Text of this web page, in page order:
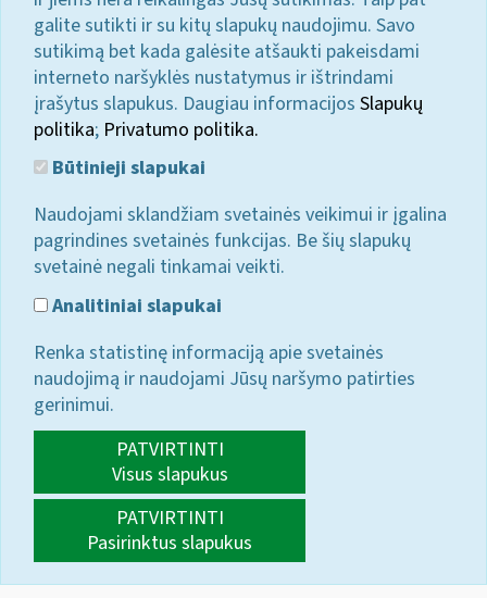
galite sutikti ir su kitų slapukų naudojimu. Savo
sutikimą bet kada galėsite atšaukti pakeisdami
interneto naršyklės nustatymus ir ištrindami
įrašytus slapukus. Daugiau informacijos Slapukų
politika; Privatumo politika.
Būtinieji slapukai
Naudojami sklandžiam svetainės veikimui ir įgalina
pagrindines svetainės funkcijas. Be šių slapukų
svetainė negali tinkamai veikti.
Analitiniai slapukai
Renka statistinę informaciją apie svetainės
naudojimą ir naudojami Jūsų naršymo patirties
gerinimui.
PATVIRTINTI
Visus slapukus
PATVIRTINTI
Pasirinktus slapukus